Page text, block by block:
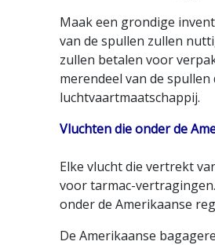
Maak een grondige
van de spullen zullen
zullen betalen voor
merendeel van de
luchtvaartmaatschappij.
Vluchten die onder de
Elke vlucht die vertrekt
voor tarmac-
onder de Amerikaanse
De Amerikaanse